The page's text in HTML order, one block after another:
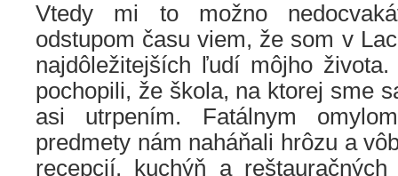
Vtedy mi to možno
odstupom času viem, že som v
najdôležitejších ľudí môjho
pochopili, že škola, na ktorej sme
asi utrpením. Fatálnym
predmety nám naháňali hrôzu a
recepcií, kuchýň a